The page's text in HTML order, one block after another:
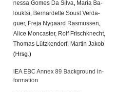
nes­sa Gomes Da Silva, Maria Ba­
loukt­si, Ber­nar­det­te Soust Ver­da­
guer, Freja Ny­gaard Ras­mus­sen,
Alice Mon­cas­ter, Rolf Frisch­knecht,
Tho­mas Lütz­ken­dorf, Mar­tin Jakob
(Hrsg.)
IEA EBC Annex 89 Back­ground in­
for­ma­ti­on